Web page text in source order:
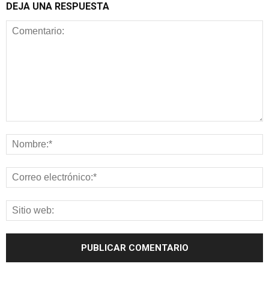
DEJA UNA RESPUESTA